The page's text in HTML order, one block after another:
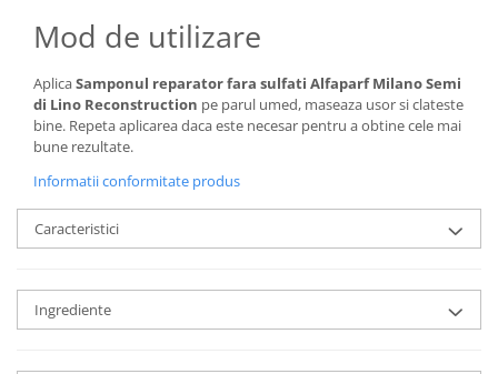
Mod de utilizare
AplicaSamponul reparator fara sulfati Alfaparf Milano Semi
di Lino Reconstruction pe parul umed, maseaza usor si clateste
bine. Repeta aplicarea daca este necesar pentru a obtine cele mai
bune rezultate.
Informatii conformitate produs
Caracteristici
Ingrediente